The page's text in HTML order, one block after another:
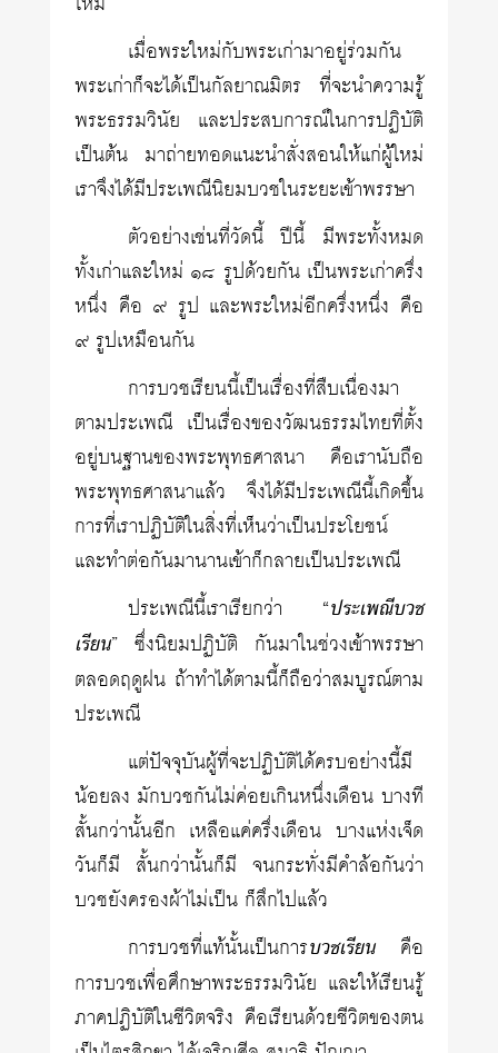
เมื่อพระใหม่กับพระเก่ามาอยู่ร่วมกัน
พระเก่าก็จะได้เป็นกัลยาณมิตร ที่จะนำความรู้
พระธรรมวินัย และประสบการณ์ในการปฏิบัติ
เป็นต้น มาถ่ายทอดแนะนำสั่งสอนให้แก่ผู้ใหม่
เราจึงได้มีประเพณีนิยมบวชในระยะเข้าพรรษา
ตัวอย่างเช่นที่วัดนี้ ปีนี้ มีพระทั้งหมด
ทั้งเก่าและใหม่ ๑๘ รูปด้วยกัน เป็นพระเก่าครึ่ง
หนึ่ง คือ ๙ รูป และพระใหม่อีกครึ่งหนึ่ง คือ
๙ รูปเหมือนกัน
การบวชเรียนนี้เป็นเรื่องที่สืบเนื่องมา
ตามประเพณี เป็นเรื่องของวัฒนธรรมไทยที่ตั้ง
อยู่บนฐานของพระพุทธศาสนา คือเรานับถือ
พระพุทธศาสนาแล้ว จึงได้มีประเพณีนี้เกิดขึ้น
การที่เราปฏิบัติในสิ่งที่เห็นว่าเป็นประโยชน์
และทำต่อกันมานานเข้าก็กลายเป็นประเพณี
ประเพณีนี้เราเรียกว่า “ประเพณีบวช
เรียน” ซึ่งนิยมปฏิบัติ กันมาในช่วงเข้าพรรษา
ตลอดฤดูฝน ถ้าทำได้ตามนี้ก็ถือว่าสมบูรณ์ตาม
ประเพณี
แต่ปัจจุบันผู้ที่จะปฏิบัติได้ครบอย่างนี้มี
น้อยลง มักบวชกันไม่ค่อยเกินหนึ่งเดือน บางที
สั้นกว่านั้นอีก เหลือแค่ครึ่งเดือน บางแห่งเจ็ด
วันก็มี สั้นกว่านั้นก็มี จนกระทั่งมีคำล้อกันว่า
บวชยังครองผ้าไม่เป็น ก็สึกไปแล้ว
การบวชที่แท้นั้นเป็นการบวชเรียน คือ
การบวชเพื่อศึกษาพระธรรมวินัย และให้เรียนรู้
ภาคปฏิบัติในชีวิตจริง คือเรียนด้วยชีวิตของตน